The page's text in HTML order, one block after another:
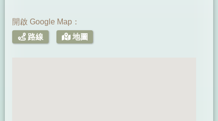
開啟 Google Map：
路線
地圖